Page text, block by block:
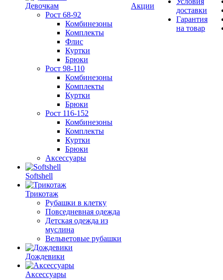
Девочкам
Рост 68-92
Комбинезоны
Комплекты
Флис
Куртки
Брюки
Рост 98-110
Комбинезоны
Комплекты
Куртки
Брюки
Рост 116-152
Комбинезоны
Комплекты
Куртки
Брюки
Аксессуары
Softshell
Трикотаж
Рубашки в клетку
Повседневная одежда
Детская одежда из
муслина
Вельветовые рубашки
Дождевики
Аксессуары
Акции
доставки
Гарантия
на товар